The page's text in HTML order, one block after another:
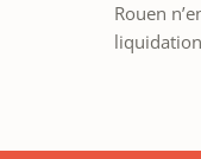
Rouen